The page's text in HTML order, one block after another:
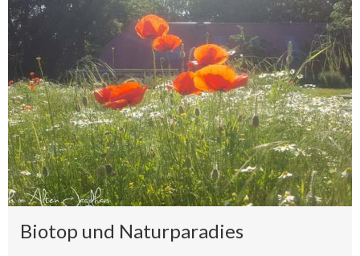
Biotop und Naturparadies